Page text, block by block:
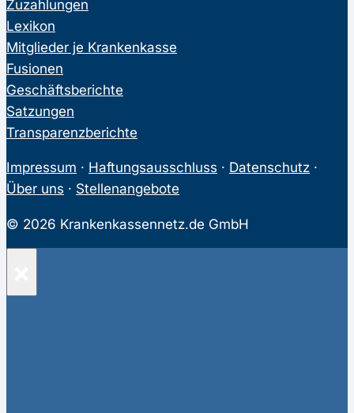
Zuzahlungen
Lexikon
Mitglieder je Krankenkasse
Fusionen
Geschäftsberichte
Satzungen
Transparenzberichte
Impressum · Haftungsausschluss · Datenschutz ·
Über uns · Stellenangebote
© 2026 Krankenkassennetz.de GmbH